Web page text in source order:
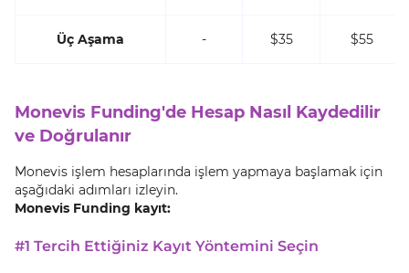
Üç Aşama - $35 $55
Monevis Funding'de Hesap Nasıl Kaydedilir
ve Doğrulanır
Monevis işlem hesaplarında işlem yapmaya başlamak için
aşağıdaki adımları izleyin.
Monevis Funding kayıt:
#1 Tercih Ettiğiniz Kayıt Yöntemini Seçin